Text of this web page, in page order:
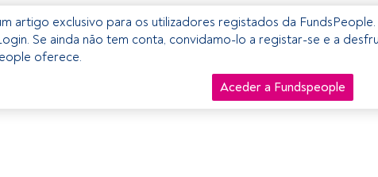
artigo exclusivo para os utilizadores registados da
Se ainda não tem conta, convidamo-lo a registar-se e a
oferece.
Aceder a Fundspeople